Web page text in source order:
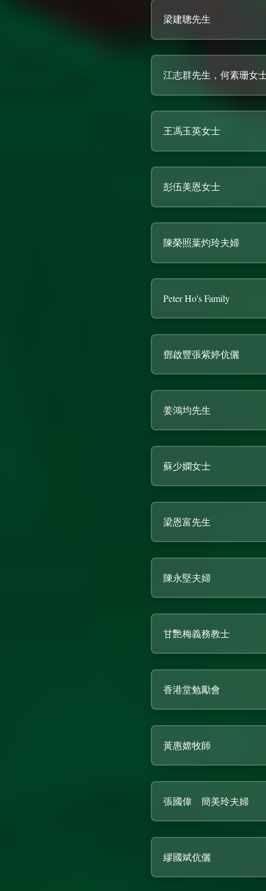
梁建聰先生
江志群先生，何素珊女
王馮玉英女士
彭伍美恩女士
陳榮照葉灼玲夫婦
Peter Ho's Family
鄧啟豐張紫婷伉儷
姜鴻均先生
蘇少嫻女士
梁恩富先生
陳永堅夫婦
甘艷梅義務教士
香港堂勉勵會
黃惠嫦牧師
張國偉 簡美玲夫婦
繆國斌伉儷